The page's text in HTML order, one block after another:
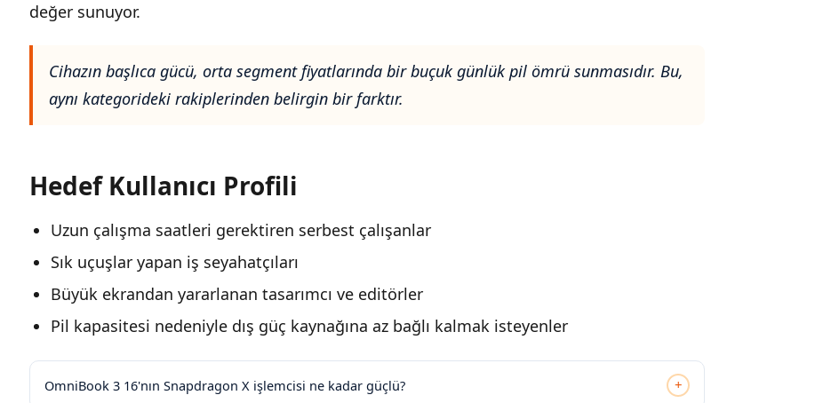
değer sunuyor.
Cihazın başlıca gücü, orta segment fiyatlarında bir buçuk günlük pil ömrü sunmasıdır. Bu,
aynı kategorideki rakiplerinden belirgin bir farktır.
Hedef Kullanıcı Profili
Uzun çalışma saatleri gerektiren serbest çalışanlar
Sık uçuşlar yapan iş seyahatçıları
Büyük ekrandan yararlanan tasarımcı ve editörler
Pil kapasitesi nedeniyle dış güç kaynağına az bağlı kalmak isteyenler
OmniBook 3 16'nın Snapdragon X işlemcisi ne kadar güçlü? +